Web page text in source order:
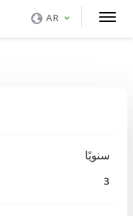
AR
سنويًا
3